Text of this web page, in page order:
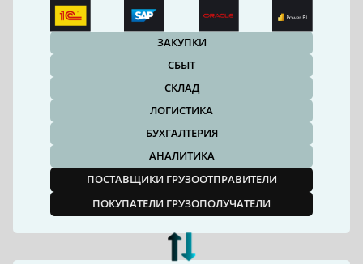
ЗАКУПКИ
СБЫТ
СКЛАД
ЛОГИСТИКА
БУХГАЛТЕРИЯ
АНАЛИТИКА
ПОСТАВЩИКИ ГРУЗООТПРАВИТЕЛИ
ПОКУПАТЕЛИ ГРУЗОПОЛУЧАТЕЛИ